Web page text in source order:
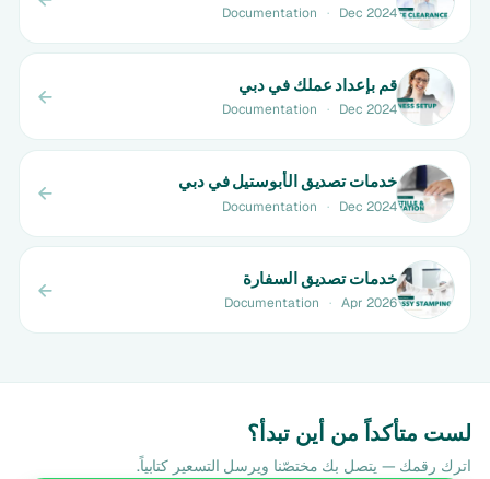
Documentation · Dec 2024
قم بإعداد عملك في دبي
Documentation · Dec 2024
خدمات تصديق الأبوستيل في دبي
Documentation · Dec 2024
خدمات تصديق السفارة
Documentation · Apr 2026
لست متأكداً من أين تبدأ؟
اترك رقمك — يتصل بك مختصّنا ويرسل التسعير كتابياً.